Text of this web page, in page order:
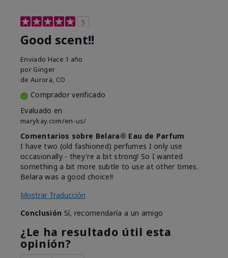
5
Good scent!!
Enviado Hace 1 año
por Ginger
de Aurora, CO
Comprador verificado
Evaluado en
marykay.com/en-us/
Comentarios sobre Belara® Eau de Parfum
I have two (old fashioned) perfumes I only use
occasionally - they're a bit strong! So I wanted
something a bit more subtle to use at other times.
Belara was a good choice!!
Mostrar Traducción
Conclusión Sí, recomendaría a un amigo
¿Le ha resultado útil esta
opinión?